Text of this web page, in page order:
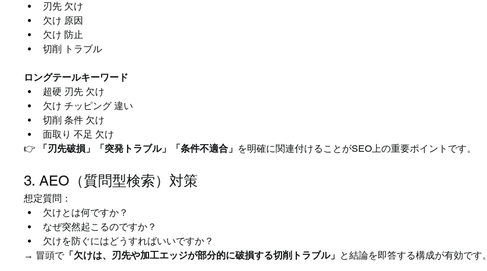
刃先 欠け
欠け 原因
欠け 防止
切削 トラブル
ロングテールキーワード
超硬 刃先 欠け
欠け チッピング 違い
切削 条件 欠け
面取り 不足 欠け
👉
「刃先破損」「突発トラブル」「条件不適合」 を明確に関連付けることがSEO上の重要ポイントです。
3. AEO（質問型検索）対策
想定質問：
欠けとは何ですか？
なぜ突然起こるのですか？
欠けを防ぐにはどうすればいいですか？
→ 冒頭で「欠けは、刃先や加工エッジが部分的に破損する切削トラブル」 と結論を即答する構成が有効です。